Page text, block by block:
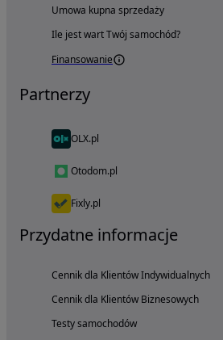
Umowa kupna sprzedaży
Ile jest wart Twój samochód?
Finansowanie
Partnerzy
OLX.pl
Otodom.pl
Fixly.pl
Przydatne informacje
Cennik dla Klientów Indywidualnych
Cennik dla Klientów Biznesowych
Testy samochodów